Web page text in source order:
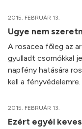
2015. FEBRUÁR 13.
Ugye nem
A rosacea főleg az
gyulladt csomókkal
napfény hatására
kell a fényvédelemre.
2015. FEBRUÁR 13.
Ezért egyél